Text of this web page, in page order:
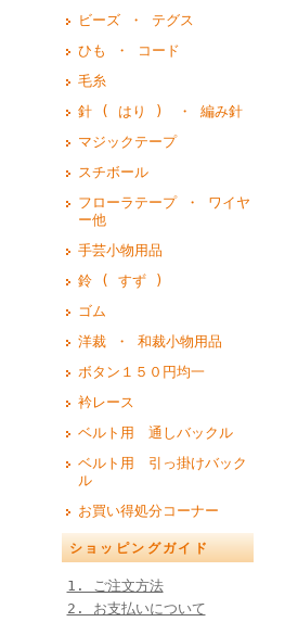
ビーズ ・ テグス
ひも ・ コード
毛糸
針 ( はり ) ・ 編み針
マジックテープ
スチボール
フローラテープ ・ ワイヤ
ー他
手芸小物用品
鈴 ( すず )
ゴム
洋裁 ・ 和裁小物用品
ボタン１５０円均一
衿レース
ベルト用 通しバックル
ベルト用 引っ掛けバック
ル
お買い得処分コーナー
ショッピングガイド
1. ご注文方法
2. お支払いについて